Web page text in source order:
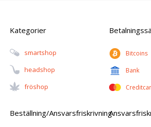
Kategorier
Smartshop
Headshop
Fröshop
Bitcoins
Bank
Beställning/Ansvarsfriskrivning